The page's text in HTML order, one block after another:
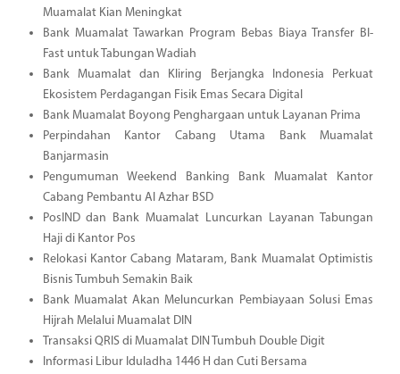
Muamalat Kian Meningkat
Bank Muamalat Tawarkan Program Bebas Biaya Transfer BI-
Fast untuk Tabungan Wadiah
Bank Muamalat dan Kliring Berjangka Indonesia Perkuat
Ekosistem Perdagangan Fisik Emas Secara Digital
Bank Muamalat Boyong Penghargaan untuk Layanan Prima
Perpindahan Kantor Cabang Utama Bank Muamalat
Banjarmasin
Pengumuman Weekend Banking Bank Muamalat Kantor
Cabang Pembantu Al Azhar BSD
PosIND dan Bank Muamalat Luncurkan Layanan Tabungan
Haji di Kantor Pos
Relokasi Kantor Cabang Mataram, Bank Muamalat Optimistis
Bisnis Tumbuh Semakin Baik
Bank Muamalat Akan Meluncurkan Pembiayaan Solusi Emas
Hijrah Melalui Muamalat DIN
Transaksi QRIS di Muamalat DIN Tumbuh Double Digit
Informasi Libur Iduladha 1446 H dan Cuti Bersama